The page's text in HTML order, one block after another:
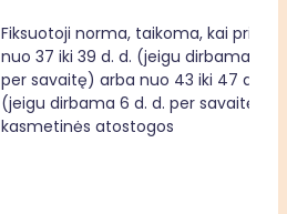
Fiksuotoji norma, taikoma, kai
nuo 37 iki 39 d. d. (jeigu dirbama 5 d.
per savaitę) arba nuo 43 iki 47 d. d.
(jeigu dirbama 6 d. d. per savaitę)
kasmetinės atostogos